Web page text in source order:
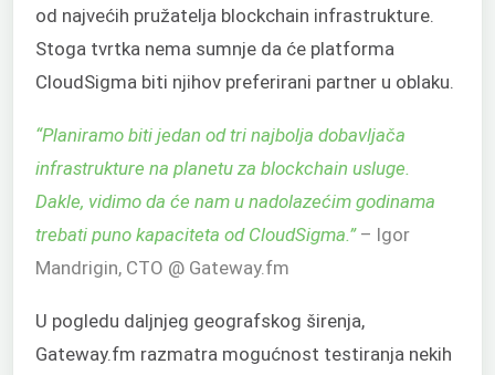
od najvećih pružatelja blockchain infrastrukture.
Stoga tvrtka nema sumnje da će platforma
CloudSigma biti njihov preferirani partner u oblaku.
“Planiramo biti jedan od tri najbolja dobavljača
infrastrukture na planetu za blockchain usluge.
Dakle, vidimo da će nam u nadolazećim godinama
trebati puno kapaciteta od CloudSigma.” – Igor
Mandrigin, CTO @ Gateway.fm
U pogledu daljnjeg geografskog širenja,
Gateway.fm razmatra mogućnost testiranja nekih